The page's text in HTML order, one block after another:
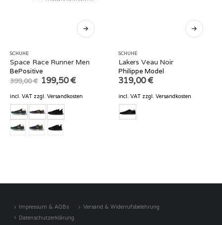
SCHUHE
Space Race Runner Men
BePositive
399,00€ Original
price
was:
399,00 €.
199,50€Current
is:
incl. VAT zzgl. Versandkosten
SCHUHE
Lakers Veau Noir
Philippe Model
319,00€
incl. VAT zzgl. Versandkosten
Impressum & AGBs
Versand & Widerrufsbelehrung
Datenschutzerklärung